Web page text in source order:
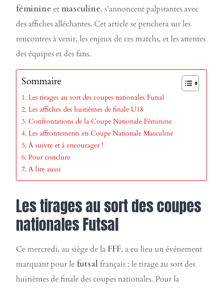
féminine et masculine, s’annoncent palpitantes avec
des affiches alléchantes. Cet article se penchera sur les
rencontres à venir, les enjeux de ces matchs, et les attentes
des équipes et des fans.
Sommaire
Les tirages au sort des coupes nationales Futsal
Les affiches des huitièmes de finale U18
Confrontations de la Coupe Nationale Féminine
Les affrontements en Coupe Nationale Masculine
À suivre et à encourager !
Pour conclure
A lire aussi
Les tirages au sort des coupes
nationales Futsal
Ce mercredi, au siège de la FFF, a eu lieu un événement
marquant pour le futsal français : le tirage au sort des
huitièmes de finale des coupes nationales. Pour la